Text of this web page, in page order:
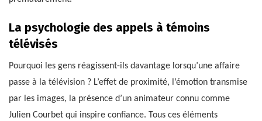
La psychologie des appels à témoins
télévisés
Pourquoi les gens réagissent-ils davantage lorsqu’une affaire
passe à la télévision ? L’effet de proximité, l’émotion transmise
par les images, la présence d’un animateur connu comme
Julien Courbet qui inspire confiance. Tous ces éléments